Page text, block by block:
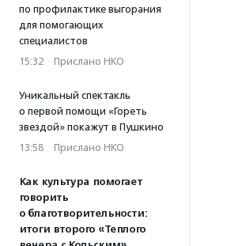
по профилактике выгорания
для помогающих
специалистов
15:32 · Прислано НКО
Уникальный спектакль
о первой помощи «Гореть
звездой» покажут в Пушкино
13:58 · Прислано НКО
Как культура помогает
говорить
о благотворительности:
итоги второго «Теплого